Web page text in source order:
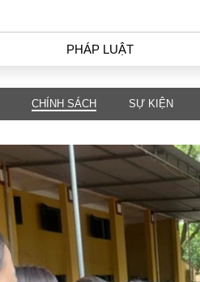
PHÁP LUẬT
PHÁP LUẬT
luật
Góc nhìn luật gia
Hồ sơ điều tra
Tiếng nói công dân
An ninh - Hình sự
CHÍNH SÁCH SỰ KIỆN